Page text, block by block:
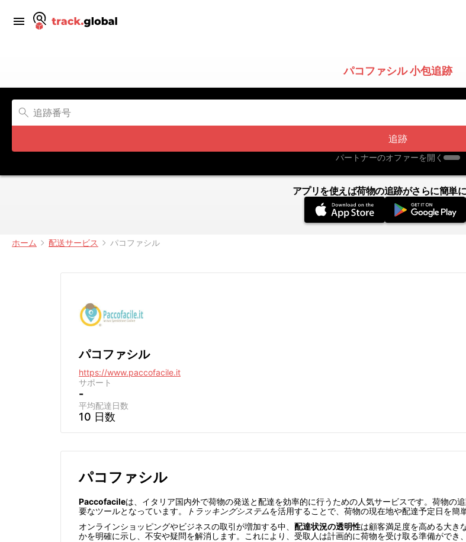
パコファシル 小包追跡
追跡
パートナーのオファーを開く
アプリを使えば荷物の追跡がさらに簡単
ホーム 配送サービス パコファシル
パコファシル
https://www.paccofacile.it
サポート
-
平均配達日数
10 日数
パコファシル
Paccofacileは、イタリア国内外で荷物の発送と配達を効率的に行うための人気サービスです。荷物の
要なツールとなっています。
トラッキングシステムを活用することで、荷物の現在地や配達予定日を簡
オンラインショッピングやビジネスの取引が増加する中、 配達状況の透明性は顧客満足度を高める大き
かを明確に示し、不安や疑問を解消します。これにより、受取人は計画的に荷物を受け取る準備ができ